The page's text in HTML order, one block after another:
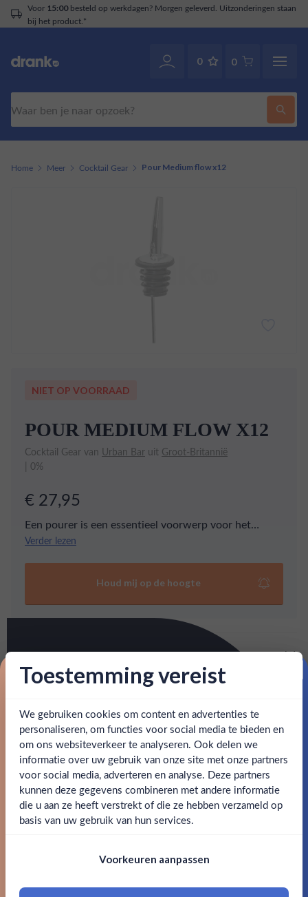
Voor 15:00besteld op werkdagen? Morgen geleverd. Uitzonderingen staan
bij het product.*
0 0
Ben jij 18 jaar of ouder?
Ja Nee
18 jaar of ouder zijn
Home Meer Cocktail Gear Pour Medium flow x12
NIET OP VOORRAAD
POUR MEDIUM FLOW X12
Cocktail Gear van Urban Bar uit Groot-Britannië
| 0%
€ 27,95
Een pourer is een essentieel voorwerp voor het
maken van cocktails. Deze pourer is gemaakt van
Steel Freeflow Pourer zorgt voor precisie.
Verder lezen
Houd mij op de hoogte
Meer info
Verzending is gratis vanaf €125,-
Snelle levering: voor 15:00, morgen in huis (uitzondering bij
artikel vermeld)
Behulpzame en goed bereikbare klantenservice.
Een pourer is een essentieel voorwerp voor het maken van
cocktails. Deze pourer is gemaakt van roestvrijstaal. Het
rubber is hoogwaardig en zorgt voor een goede afsluiting
van de fles. Deze Stainless Steel Freeflow Pourer zorgt
voor precisie.
SPECIFICATIES
Urban Bar
Land van herkomst Groot-Britannië
Toestemming vereist
We gebruiken cookies om content en advertenties te
personaliseren, om functies voor social media te bieden en
om ons websiteverkeer te analyseren. Ook delen we
informatie over uw gebruik van onze site met onze partners
voor social media, adverteren en analyse. Deze partners
kunnen deze gegevens combineren met andere informatie
die u aan ze heeft verstrekt of die ze hebben verzameld op
basis van uw gebruik van hun services.
Voorkeuren aanpassen
Proost op je eerste korting!
Schrijf je in en ontvang direct 5% korting op je eerste
bestelling.
Email
Claim mijn korting